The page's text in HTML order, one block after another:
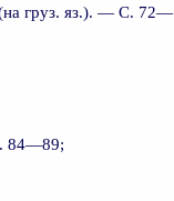
груз. яз.). — С.
84—89;